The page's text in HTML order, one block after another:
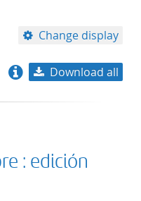
Change display
title descending
Download all
: edición